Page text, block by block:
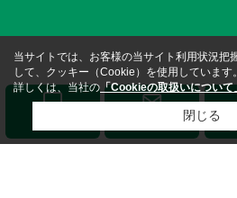
当サイトでは、お客様の当サイト利用状況把
して、クッキー（Cookie）を使用しています。
詳しくは、当社の 「Cookieの取扱いについて
閉じる